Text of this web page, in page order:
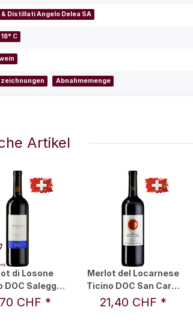
& Distillati Angelo Delea SA
C
Abnahmemenge
Artikel
di Losone
DOC Saleggi
0,75 l - Vini &
Angelo
CHF *
Merlot del Locarnese
Ticino DOC San Carlo
2022 0,75 l - Vini &
Distillati Angelo
21,40 CHF *